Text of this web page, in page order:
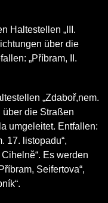
Haltestellen „III.
über die
„Příbram, II.
„Zdaboř,nem.
über die Straßen
umgeleitet. Entfallen:
17. listopadu“,
Es werden
Seifertova“,